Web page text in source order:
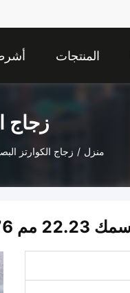
المنتجات
زجاج
منزل / زجاج الكوارتز
مم